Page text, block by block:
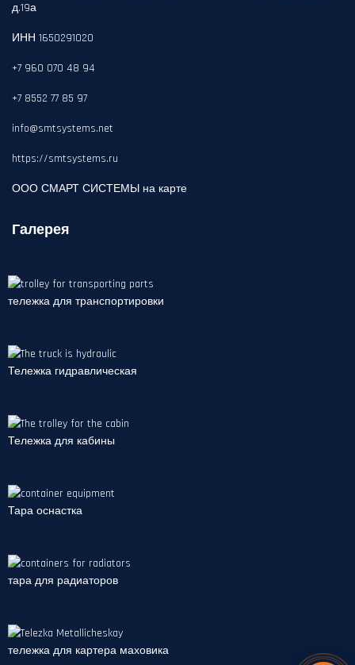
д.19а
ИНН 1650291020
+7 960 070 48 94
+7 8552 77 85 97
info@smtsystems.net
https://smtsystems.ru
ООО СМАРТ СИСТЕМЫ на карте
Галерея
тележка для транспортировки
Тележка гидравлическая
Тележка для кабины
Тара оснастка
тара для радиаторов
тележка для картера маховика